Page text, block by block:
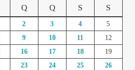
Q Q S S
2 3 4
5
9 10 11
12
16 17 18
19
23 24 25
26